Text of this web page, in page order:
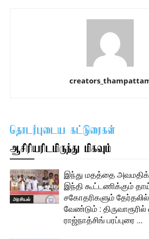
தொடர்புடைய கட்டுரைகள்
ஆசிரியரிடமிருந்து மிகவும்
அரசியல்
இந்து மதத்தை
இந்தி கூட்டணிக்கும்
சகோதரிகளும் தேர்தலில்
வேண்டும் :
ராஜ்நாத்சிங் பரப்புரை …